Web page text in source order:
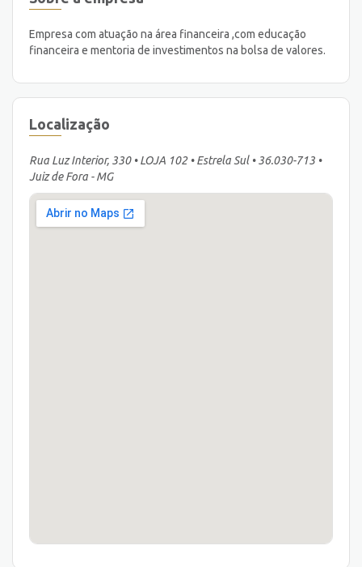
Empresa com atuação na área financeira ,com educação
financeira e mentoria de investimentos na bolsa de valores.
Localização
Rua Luz Interior, 330 • LOJA 102 • Estrela Sul • 36.030-713 •
Juiz de Fora - MG